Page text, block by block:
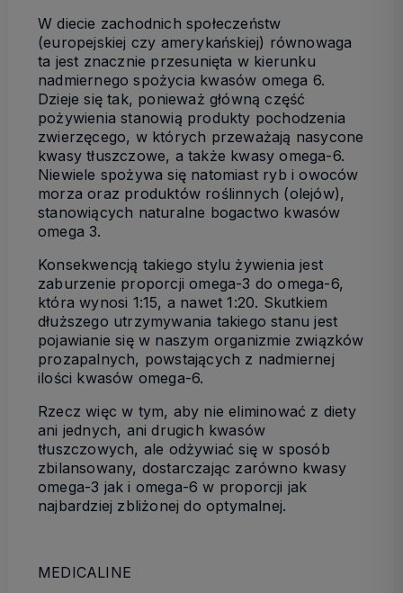
W diecie zachodnich społeczeństw
(europejskiej czy amerykańskiej) równowaga
ta jest znacznie przesunięta w kierunku
nadmiernego spożycia kwasów omega 6.
Dzieje się tak, ponieważ główną część
pożywienia stanowią produkty pochodzenia
zwierzęcego, w których przeważają nasycone
kwasy tłuszczowe, a także kwasy omega-6.
Niewiele spożywa się natomiast ryb i owoców
morza oraz produktów roślinnych (olejów),
stanowiących naturalne bogactwo kwasów
omega 3.
Konsekwencją takiego stylu żywienia jest
zaburzenie proporcji omega-3 do omega-6,
która wynosi 1:15, a nawet 1:20. Skutkiem
dłuższego utrzymywania takiego stanu jest
pojawianie się w naszym organizmie związków
prozapalnych, powstających z nadmiernej
ilości kwasów omega-6.
Rzecz więc w tym, aby nie eliminować z diety
ani jednych, ani drugich kwasów
tłuszczowych, ale odżywiać się w sposób
zbilansowany, dostarczając zarówno kwasy
omega-3 jak i omega-6 w proporcji jak
najbardziej zbliżonej do optymalnej.
MEDICALINE